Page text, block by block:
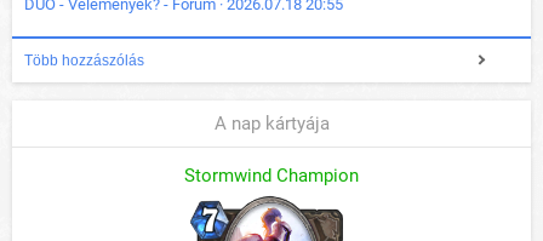
DUÓ - Vélemények? - Fórum · 2026.07.18 20:55
Több hozzászólás
A nap kártyája
Stormwind Champion